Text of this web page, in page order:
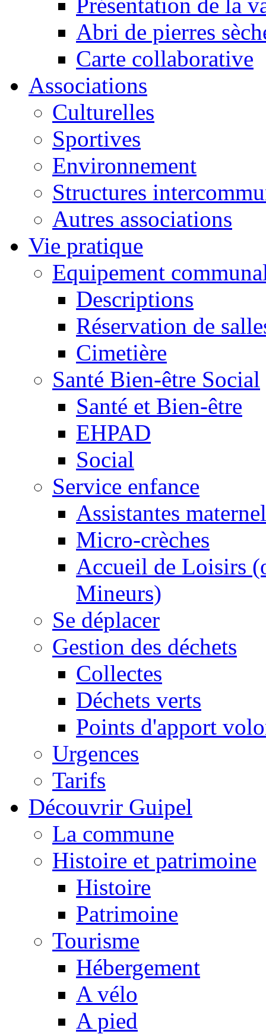
Abri de pierres
Carte collaborative
Associations
Culturelles
Sportives
Environnement
Structures
Autres associations
Vie pratique
Equipement
Descriptions
Réservation de
Cimetière
Santé Bien-être Social
Santé et Bien-être
EHPAD
Social
Service enfance
Assistantes
Micro-crèches
Accueil de Loisirs
Mineurs)
Se déplacer
Gestion des déchets
Collectes
Déchets verts
Points d'apport
Urgences
Tarifs
Découvrir Guipel
La commune
Histoire et patrimoine
Histoire
Patrimoine
Tourisme
Hébergement
A vélo
A pied